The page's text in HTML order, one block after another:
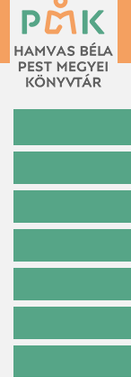
Ugrás
tartalomra
Katalógus